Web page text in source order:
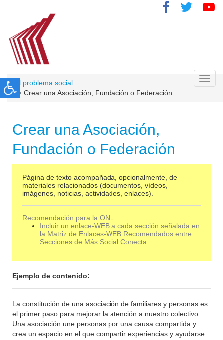
El problema social
Crear una Asociación, Fundación o Federación
Crear una Asociación,
Fundación o Federación
Página de texto acompañada, opcionalmente, de
materiales relacionados (documentos, vídeos,
imágenes, noticias, actividades, enlaces).
Recomendación para la ONL:
Incluir un enlace-WEB a cada sección señalada en
la Matriz de Enlaces-WEB Recomendados entre
Secciones de Más Social Conecta.
Ejemplo de contenido:
La constitución de una asociación de familiares y personas es
el primer paso para mejorar la atención a nuestro colectivo.
Una asociación une personas por una causa compartida y
crea un espacio en el que compartir experiencias y ayudarse